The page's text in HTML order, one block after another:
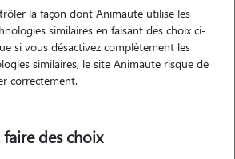
/5 (1 avis)
la façon dont Animaute utilise les
similaires en faisant des choix ci-
si vous désactivez complètement les
similaires, le site Animaute risque de
correctement.
des choix